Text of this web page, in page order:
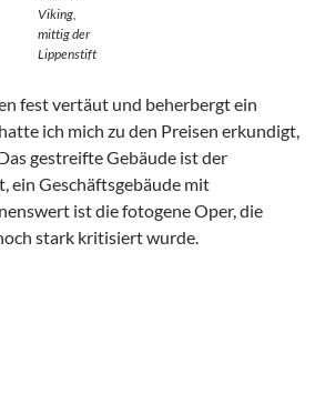
Viking,
mittig der
Lippenstift
fest vertäut und beherbergt ein
ich mich zu den Preisen erkundigt,
gestreifte Gebäude ist der
ein Geschäftsgebäude mit
ist die fotogene Oper, die
stark kritisiert wurde.